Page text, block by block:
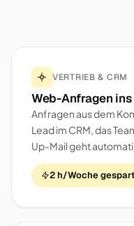
VERTRIEB & CRM
Web-Anfragen ins
Anfragen aus dem
Lead im CRM, das
Up-Mail geht
2 h/Woche